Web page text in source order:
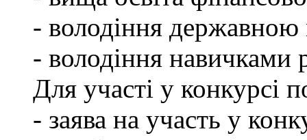
- володіння
- володіння навичками
Для участі у конкурсі
- заява на участь у